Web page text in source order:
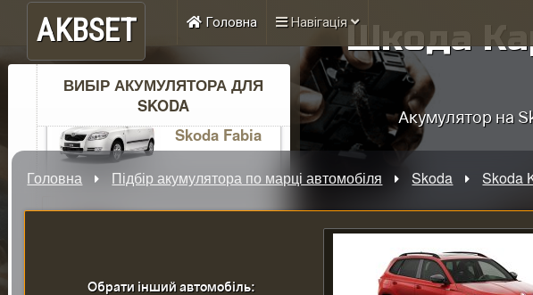
AKBSET Головна Навігація
ВИБІР АКУМУЛЯТОРА ДЛЯ
SKODA
Skoda A5
Skoda Fabia
Шкода
Акумулятор на
Головна Підбір акумулятора по марці автомобіля Skoda Skoda
Обрати інший автомобіль: